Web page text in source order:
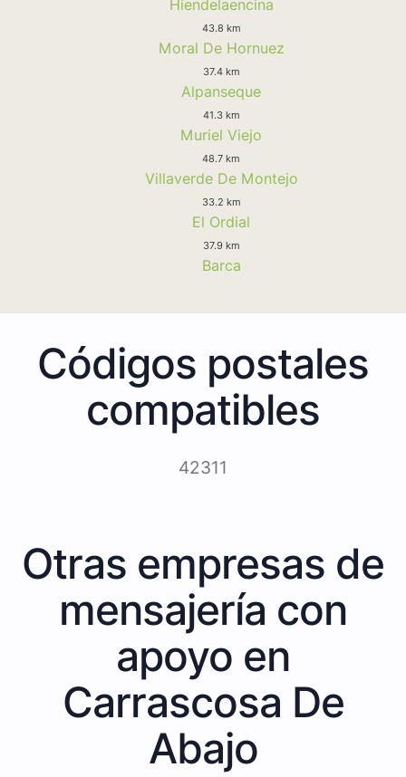
Hiendelaencina
43.8 km
Moral De Hornuez
37.4 km
Alpanseque
41.3 km
Muriel Viejo
48.7 km
Villaverde De Montejo
33.2 km
El Ordial
37.9 km
Barca
Códigos postales
compatibles
42311
Otras empresas de
mensajería con
apoyo en
Carrascosa De
Abajo